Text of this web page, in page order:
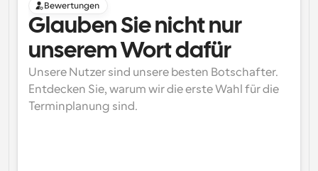
Bewertungen
Glauben Sie nicht nur
unserem Wort dafür
Unsere Nutzer sind unsere besten Botschafter.
Entdecken Sie, warum wir die erste Wahl für die
Terminplanung sind.